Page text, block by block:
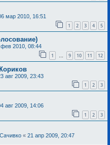
мар 2010, 16:51
1 2 3 4 5
2010, 08:44
1 … 9 10 11 12
авг 2009, 23:43
1 2 3
авг 2009, 14:06
1 2 3
« 21 апр 2009, 20:47